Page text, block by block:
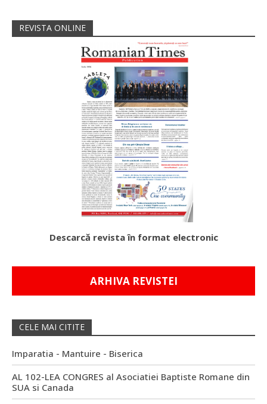
REVISTA ONLINE
Descarcă revista în format electronic
ARHIVA REVISTEI
CELE MAI CITITE
Imparatia - Mantuire - Biserica
AL 102-LEA CONGRES al Asociatiei Baptiste Romane din
SUA si Canada